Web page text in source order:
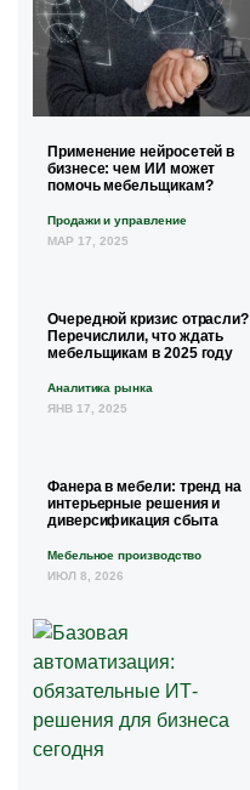
Применение нейросетей в
бизнесе: чем ИИ может
помочь мебельщикам?
Продажи и управление
МАР 17, 2025
Очередной кризис отрасли?
Перечислили, что ждать
мебельщикам в 2025 году
Аналитика рынка
ЯНВ 17, 2025
Фанера в мебели: тренд на
интерьерные решения и
диверсификация сбыта
Мебельное производство
ИЮЛ 8, 2026